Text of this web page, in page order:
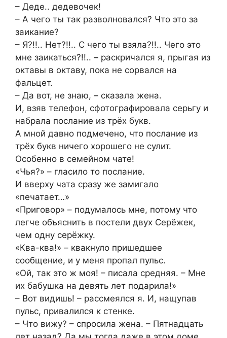
– Деде.. дедевочек!
– А чего ты так разволновался? Что это за
заикание?
– Я?!!.. Нет?!!.. С чего ты взяла?!!.. Чего это
мне заикаться?!!.. – раскричался я, прыгая из
октавы в октаву, пока не сорвался на
фальцет.
– Да вот, не знаю, – сказала жена.
И, взяв телефон, сфотографировала серьгу и
набрала послание из трёх букв.
А мной давно подмечено, что послание из
трёх букв ничего хорошего не сулит.
Особенно в семейном чате!
«Чья?» – гласило то послание.
И вверху чата сразу же замигало
«печатает…»
«Приговор» – подумалось мне, потому что
легче объяснить в постели двух Серёжек,
чем одну серёжку.
«Ква-ква!» – квакнуло пришедшее
сообщение, и у меня пропал пульс.
«Ой, так это ж моя! – писала средняя. – Мне
их бабушка на девять лет подарила!»
– Вот видишь! – рассмеялся я. И, нащупав
пульс, привалился к стенке.
– Что вижу? – спросила жена. – Пятнадцать